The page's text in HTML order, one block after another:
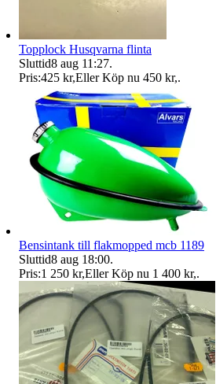
Topplock Husqvarna flinta
Sluttid8 aug 11:27.
Pris:425 kr,Eller Köp nu 450 kr,.
Bensintank till flakmopped mcb 1189
Sluttid8 aug 18:00.
Pris:1 250 kr,Eller Köp nu 1 400 kr,.